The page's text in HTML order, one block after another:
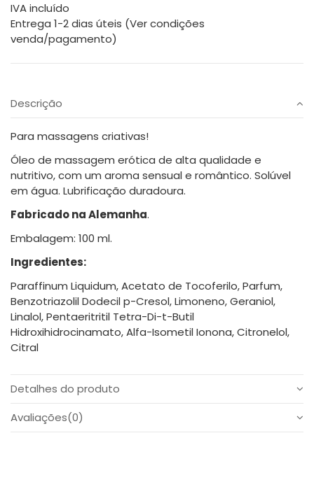
IVA incluído
Entrega 1-2 dias úteis (Ver condições
venda/pagamento)
Descrição
Para massagens criativas!
Óleo de massagem erótica de alta qualidade e
nutritivo, com um aroma sensual e romântico. Solúvel
em água. Lubrificação duradoura.
Fabricado na Alemanha.
Embalagem: 100 ml.
Ingredientes:
Paraffinum Liquidum, Acetato de Tocoferilo, Parfum,
Benzotriazolil Dodecil p-Cresol, Limoneno, Geraniol,
Linalol, Pentaeritritil Tetra-Di-t-Butil
Hidroxihidrocinamato, Alfa-Isometil Ionona, Citronelol,
Citral
Detalhes do produto
Avaliações(0)